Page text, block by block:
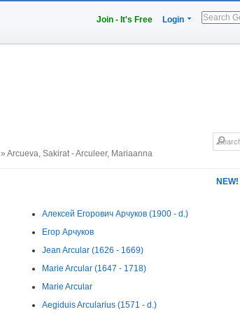
Join - It's Free Login
» Arcueva, Sakirat - Arculeer, Mariaanna
NEW!
Алексей Егорович Арчуков (1900 - d.)
Егор Арчуков
Jean Arcular (1626 - 1669)
Marie Arcular (1647 - 1718)
Marie Arcular
Aegiduis Arcularius (1571 - d.)